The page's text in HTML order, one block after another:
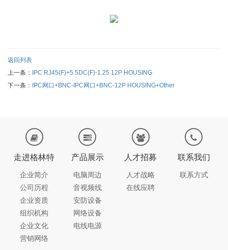
返回列表
上一条：
IPC RJ45(F)+5.5DC(F)-1.25 12P HOUSING
下一条：
IPC网口+BNC-IPC网口+BNC-12P HOUSING+Other
走进格林特
企业简介
公司历程
企业资质
组织机构
企业文化
营销网络
产品展示
电脑周边
音视频线
安防设备
网络设备
电线电源
人才招募
人才战略
在线应聘
联系我们
联系方式